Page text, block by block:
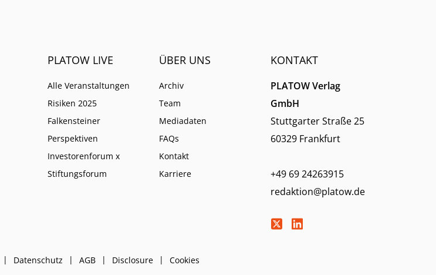
PLATOW LIVE
Alle Veranstaltungen
Risiken 2025
Falkensteiner
Perspektiven
Investorenforum x
Stiftungsforum
ÜBER UNS
Archiv
Team
Mediadaten
FAQs
Kontakt
Karriere
KONTAKT
PLATOW Verlag
GmbH
Stuttgarter Straße 25
60329 Frankfurt
+49 69 24263915
redaktion@platow.de
Datenschutz AGB Disclosure Cookies